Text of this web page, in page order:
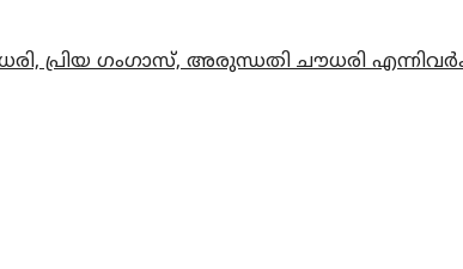
പ്രിയ ഗംഗാസ്, അരുന്ധതി ചൗധരി